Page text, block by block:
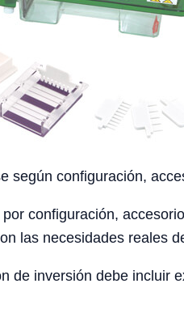
según configuración,
configuración,
las necesidades reales
de inversión debe incluir